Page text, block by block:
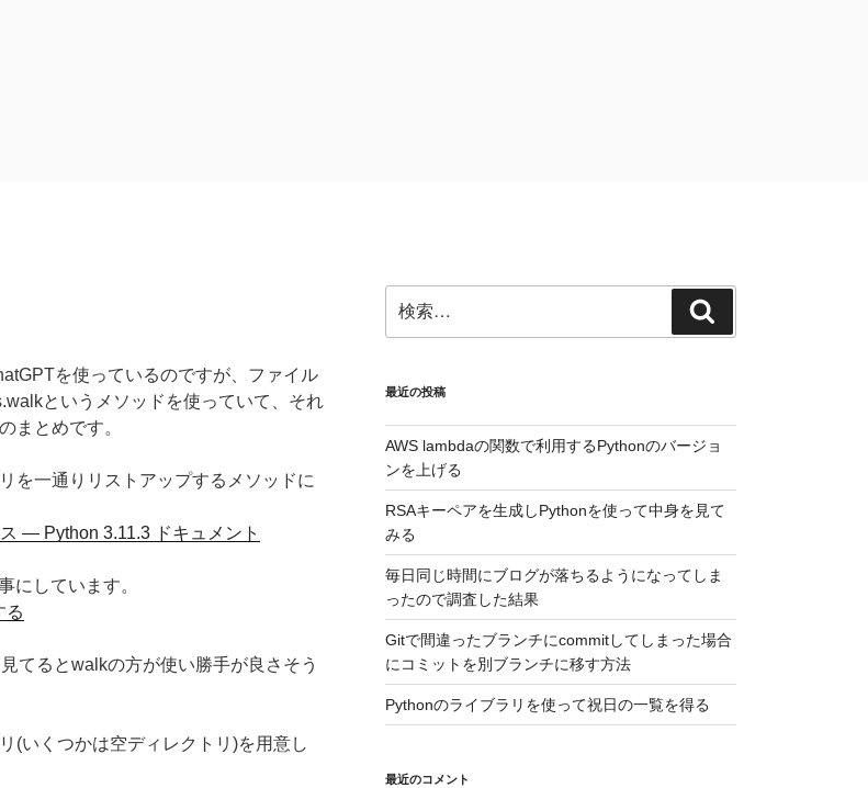
を使っているのですが、ファイル
というメソッドを使っていて、それ
まとめです。
を一通りリストアップするメソッドに
— Python 3.11.3 ドキュメント
にしています。
る
てるとwalkの方が使い勝手が良さそう
(いくつかは空ディレクトリ)を用意し
索:
索
最近の投稿
AWS lambdaの関数で利用するPythonのバージョ
ンを上げる
RSAキーペアを生成しPythonを使って中身を見て
みる
毎日同じ時間にブログが落ちるようになってしま
ったので調査した結果
Gitで間違ったブランチにcommitしてしまった場合
にコミットを別ブランチに移す方法
Pythonのライブラリを使って祝日の一覧を得る
最近のコメント